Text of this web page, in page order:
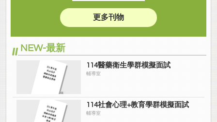
更多刊物
NEW-最新
114醫藥衛生學群模擬面試
輔導室
114社會心理+教育學群模擬面試
輔導室